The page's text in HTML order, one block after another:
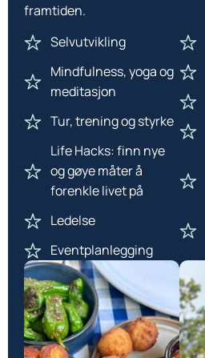
framtiden.
Selvutvikling
Mindfulness, yoga og
meditasjon
Tur, trening og styrke
Life Hacks: finn nye
og gøye måter å
forenkle livet på
Ledelse
Eventplanlegging